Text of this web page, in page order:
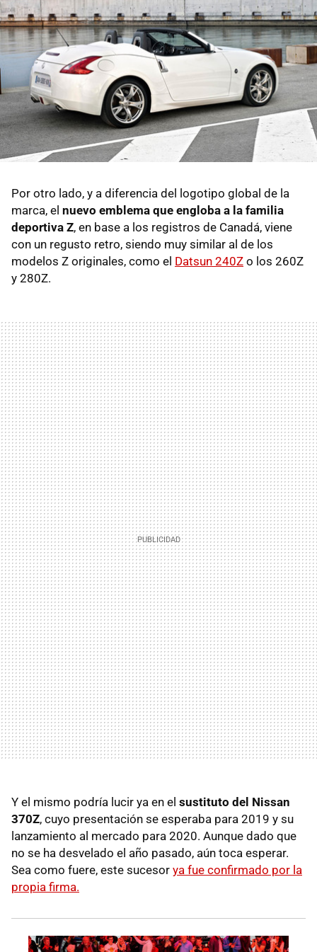
Por otro lado, y a diferencia del logotipo global de la
marca, el nuevo emblema que engloba a la familia
deportiva Z, en base a los registros de Canadá, viene
con un regusto retro, siendo muy similar al de los
modelos Z originales, como el Datsun 240Z o los 260Z
y 280Z.
Y el mismo podría lucir ya en el sustituto del Nissan
370Z, cuyo presentación se esperaba para 2019 y su
lanzamiento al mercado para 2020. Aunque dado que
no se ha desvelado el año pasado, aún toca esperar.
Sea como fuere, este sucesor ya fue confirmado por la
propia firma.